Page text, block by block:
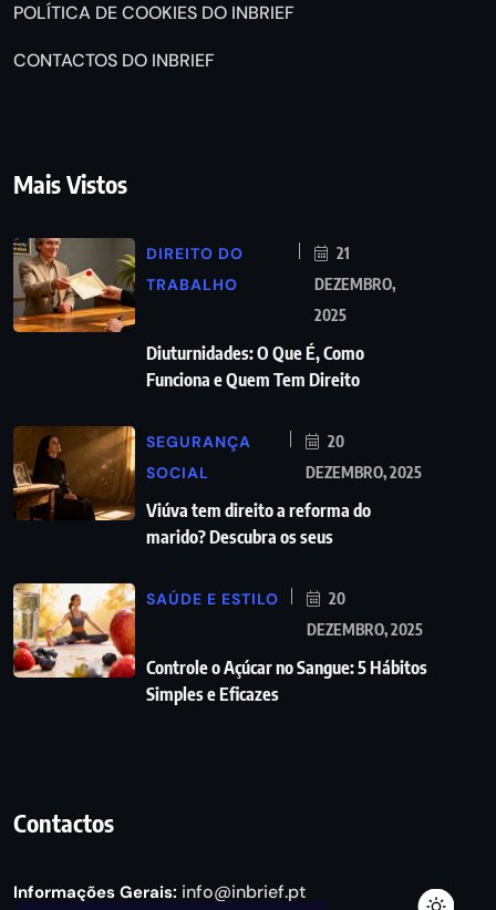
POLÍTICA DE COOKIES DO INBRIEF
CONTACTOS DO INBRIEF
Mais Vistos
DIREITO DO
TRABALHO
21
DEZEMBRO,
2025
Diuturnidades: O Que É, Como
Funciona e Quem Tem Direito
SEGURANÇA
SOCIAL
20
DEZEMBRO, 2025
Viúva tem direito a reforma do
marido? Descubra os seus
SAÚDE E ESTILO
20
DEZEMBRO, 2025
Controle o Açúcar no Sangue: 5 Hábitos
Simples e Eficazes
Contactos
Informações Gerais: info@inbrief.pt